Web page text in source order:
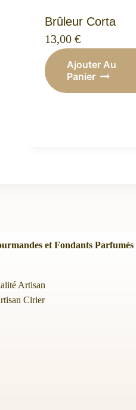
Brûleur Corta
13,00 €
Ajouter Au
Panier
et Fondants Parfumés
Artisan
Cirier